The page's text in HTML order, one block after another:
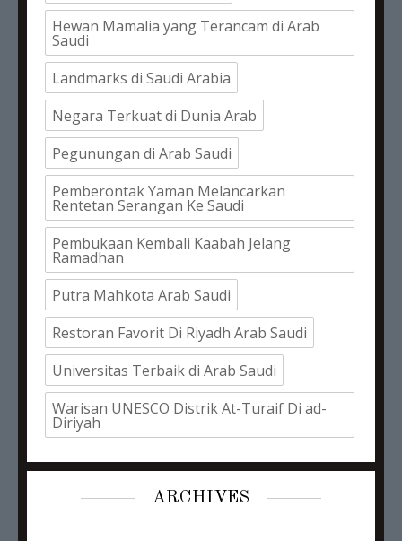
Hewan Mamalia yang Terancam di Arab
Saudi
Landmarks di Saudi Arabia
Negara Terkuat di Dunia Arab
Pegunungan di Arab Saudi
Pemberontak Yaman Melancarkan
Rentetan Serangan Ke Saudi
Pembukaan Kembali Kaabah Jelang
Ramadhan
Putra Mahkota Arab Saudi
Restoran Favorit Di Riyadh Arab Saudi
Universitas Terbaik di Arab Saudi
Warisan UNESCO Distrik At-Turaif Di ad-
Diriyah
ARCHIVES